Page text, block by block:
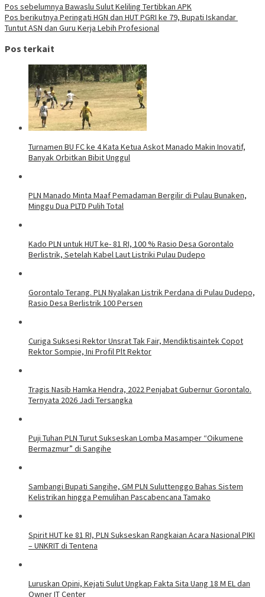
Pos sebelumnya Bawaslu Sulut Keliling Tertibkan APK
Pos berikutnya Peringati HGN dan HUT PGRI ke 79, Bupati Iskandar
Tuntut ASN dan Guru Kerja Lebih Profesional
Pos terkait
Turnamen BU FC ke 4 Kata Ketua Askot Manado Makin Inovatif,
Banyak Orbitkan Bibit Unggul
PLN Manado Minta Maaf Pemadaman Bergilir di Pulau Bunaken,
Minggu Dua PLTD Pulih Total
Kado PLN untuk HUT ke- 81 RI, 100 % Rasio Desa Gorontalo
Berlistrik, Setelah Kabel Laut Listriki Pulau Dudepo
Gorontalo Terang. PLN Nyalakan Listrik Perdana di Pulau Dudepo,
Rasio Desa Berlistrik 100 Persen
Curiga Suksesi Rektor Unsrat Tak Fair, Mendiktisaintek Copot
Rektor Sompie, Ini Profil Plt Rektor
Tragis Nasib Hamka Hendra, 2022 Penjabat Gubernur Gorontalo.
Ternyata 2026 Jadi Tersangka
Puji Tuhan PLN Turut Sukseskan Lomba Masamper “Oikumene
Bermazmur” di Sangihe
Sambangi Bupati Sangihe, GM PLN Suluttenggo Bahas Sistem
Kelistrikan hingga Pemulihan Pascabencana Tamako
Spirit HUT ke 81 RI, PLN Sukseskan Rangkaian Acara Nasional PIKI
– UNKRIT di Tentena
Luruskan Opini, Kejati Sulut Ungkap Fakta Sita Uang 18 M EL dan
Owner IT Center